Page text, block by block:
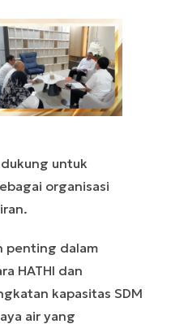
untuk
organisasi
penting dalam
HATHI dan
kapasitas SDM
air yang